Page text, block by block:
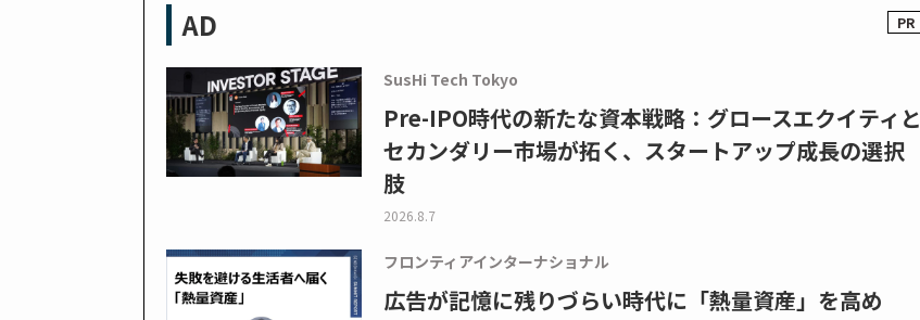
AD
SusHi Tech Tokyo
Pre-IPO時代の新たな資本戦略：グロースエクイティと
セカンダリー市場が拓く、スタートアップ成長の選択
肢
2026.8.7
フロンティアインターナショナル
広告が記憶に残りづらい時代に「熱量資産」を高め